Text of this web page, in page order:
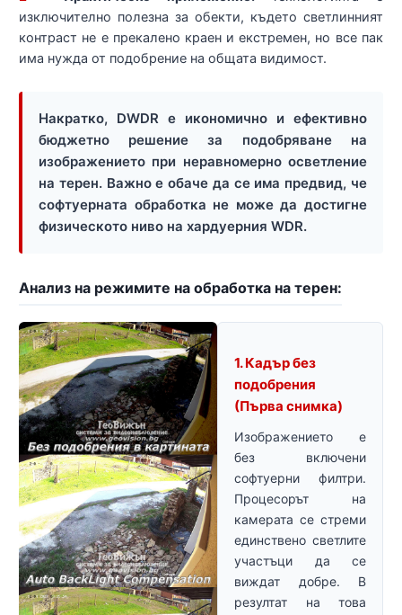
изключително полезна за обекти, където светлинният
контраст не е прекалено краен и екстремен, но все пак
има нужда от подобрение на общата видимост.
Накратко, DWDR е икономично и ефективно
бюджетно решение за подобряване на
изображението при неравномерно осветление
на терен. Важно е обаче да се има предвид, че
софтуерната обработка не може да достигне
физическото ниво на хардуерния WDR.
Анализ на режимите на обработка на терен:
1. Кадър без
подобрения
(Първа снимка)
Изображението е
без включени
софтуерни филтри.
Процесорът на
камерата се стреми
единствено светлите
участъци да се
виждат добре. В
резултат на това